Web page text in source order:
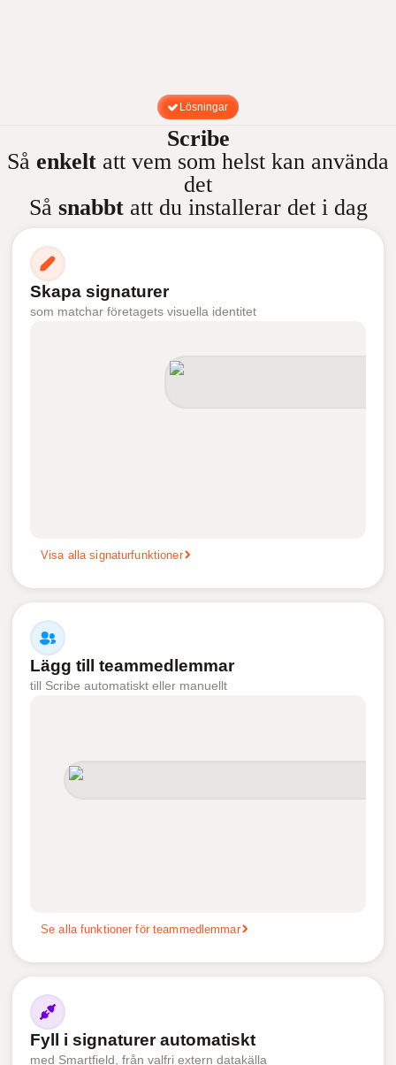
Lösningar
Scribe
Så enkelt att vem som helst kan använda
det
Så snabbtatt du installerar det i dag
Skapa signaturer
som matchar företagets visuella identitet
Visa alla signaturfunktioner
Lägg till teammedlemmar
till Scribe automatiskt eller manuellt
Se alla funktioner för teammedlemmar
Fyll i signaturer automatiskt
med Smartfield, från valfri extern datakälla